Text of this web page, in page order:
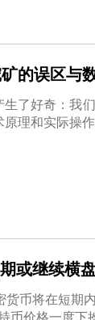
的误区与
了好奇：我
理和实际操
或继续横
币将在短期
币价格一度下